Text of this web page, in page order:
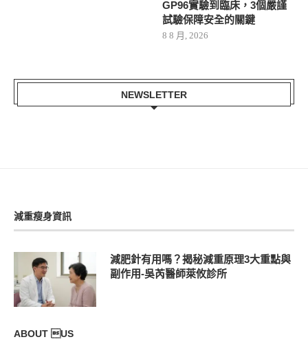
GP96實驗到臨床，3個嚴謹
試驗保障安全的關鍵
8 8 月, 2026
NEWSLETTER
減重瘦身資訊
減肥針有用嗎？揭秘減重原理3大重點與
副作用-吳芮醫師萊攸診所
ABOUT US